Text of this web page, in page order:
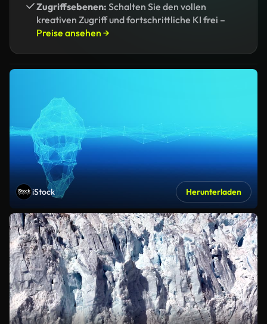
Zugriffsebenen: Schalten Sie den vollen
kreativen Zugriff und fortschrittliche KI frei –
Preise ansehen →
iStock Herunterladen